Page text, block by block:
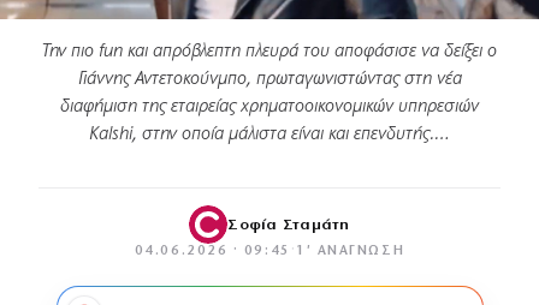
Την πιο fun και απρόβλεπτη πλευρά του αποφάσισε να δείξει ο
Γιάννης Αντετοκούνμπο, πρωταγωνιστώντας στη νέα
διαφήμιση της εταιρείας χρηματοοικονομικών υπηρεσιών
Kalshi, στην οποία μάλιστα είναι και επενδυτής.…
Σοφία Σταμάτη
04.06.2026 · 09:45 · 1′ ΑΝΆΓΝΩΣΗ